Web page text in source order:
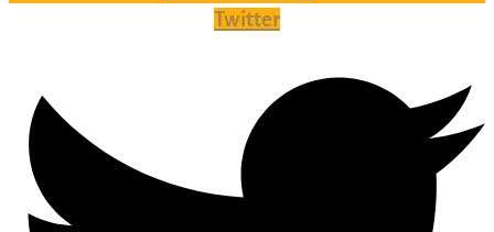
Twitter